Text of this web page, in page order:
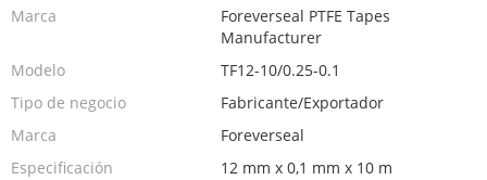
Marca
Foreverseal PTFE Tapes
Manufacturer
Modelo
TF12-10/0.25-0.1
Tipo de negocio
Fabricante/Exportador
Marca
Foreverseal
Especificación
12 mm x 0,1 mm x 10 m